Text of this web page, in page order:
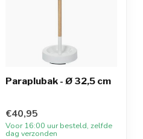
Paraplubak - Ø 32,5 cm
€40,95
Voor 16:00 uur besteld, zelfde
dag verzonden